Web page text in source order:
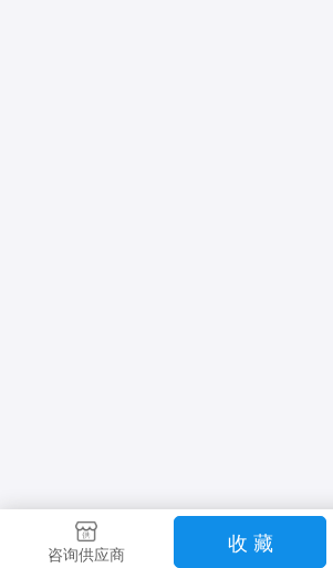
咨询供应商 收 藏